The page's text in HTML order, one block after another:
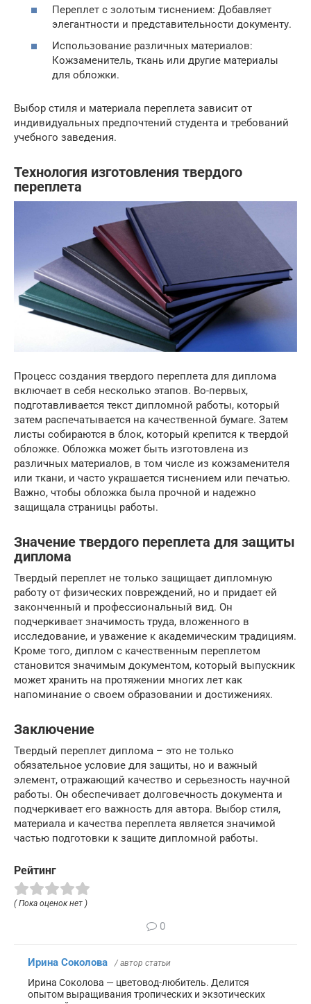
Переплет с золотым тиснением: Добавляет
элегантности и представительности документу.
Использование различных материалов:
Кожзаменитель, ткань или другие материалы
для обложки.
Выбор стиля и материала переплета зависит от
индивидуальных предпочтений студента и требований
учебного заведения.
Технология изготовления твердого
переплета
Процесс создания твердого переплета для диплома
включает в себя несколько этапов. Во-первых,
подготавливается текст дипломной работы, который
затем распечатывается на качественной бумаге. Затем
листы собираются в блок, который крепится к твердой
обложке. Обложка может быть изготовлена из
различных материалов, в том числе из кожзаменителя
или ткани, и часто украшается тиснением или печатью.
Важно, чтобы обложка была прочной и надежно
защищала страницы работы.
Значение твердого переплета для защиты
диплома
Твердый переплет не только защищает дипломную
работу от физических повреждений, но и придает ей
законченный и профессиональный вид. Он
подчеркивает значимость труда, вложенного в
исследование, и уважение к академическим традициям.
Кроме того, диплом с качественным переплетом
становится значимым документом, который выпускник
может хранить на протяжении многих лет как
напоминание о своем образовании и достижениях.
Заключение
Твердый переплет диплома – это не только
обязательное условие для защиты, но и важный
элемент, отражающий качество и серьезность научной
работы. Он обеспечивает долговечность документа и
подчеркивает его важность для автора. Выбор стиля,
материала и качества переплета является значимой
частью подготовки к защите дипломной работы.
Рейтинг
( Пока оценок нет )
0
Ирина Соколова / автор статьи
Ирина Соколова — цветовод-любитель. Делится
опытом выращивания тропических и экзотических